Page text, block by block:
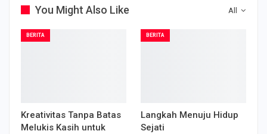
All
You Might Also Like
BERITA
Kreativitas Tanpa Batas
Melukis Kasih untuk
BERITA
Langkah Menuju Hidup
Sejati